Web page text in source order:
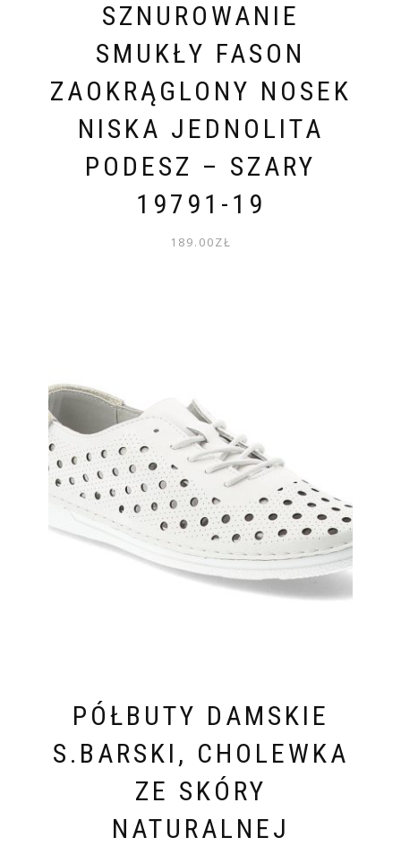
SZNUROWANIE
SMUKŁY FASON
ZAOKRĄGLONY NOSEK
NISKA JEDNOLITA
PODESZ – SZARY
19791-19
189.00ZŁ
PÓŁBUTY DAMSKIE
S.BARSKI, CHOLEWKA
ZE SKÓRY
NATURALNEJ